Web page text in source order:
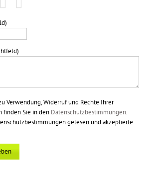
Verwendung, Widerruf und Rechte Ihrer
finden Sie in den Datenschutzbestimmungen.
gelesen und akzeptierte